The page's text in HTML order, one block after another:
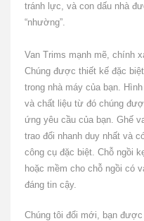
tránh lực, và con dấu nhà
“nhường”.
Van Trims mạnh mẽ, chính
Chúng được thiết kế đặc
trong nhà máy của bạn.
và chất liệu từ đó chúng
ứng yêu cầu của bạn. Ghế
trao đổi nhanh duy nhất và
công cụ đặc biệt. Chỗ ngồi
hoặc mềm cho chỗ ngồi có
đáng tin cậy.
Chúng tôi đổi mới, bạn